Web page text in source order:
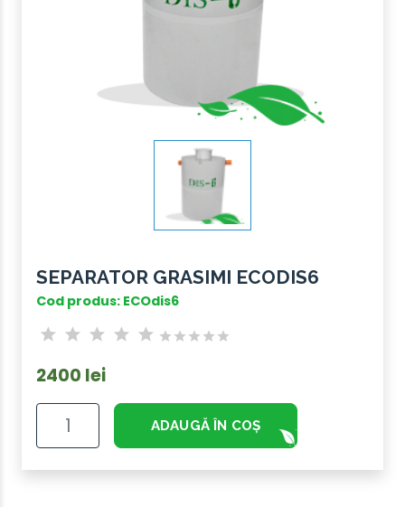
SEPARATOR GRASIMI ECODIS6
Cod produs: ECOdis6
2400 lei
ADAUGĂ ÎN COȘ